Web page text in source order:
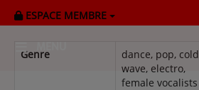
ESPACE MEMBRE
MENU
Genre
dance, pop, cold
wave, electro,
female vocalists